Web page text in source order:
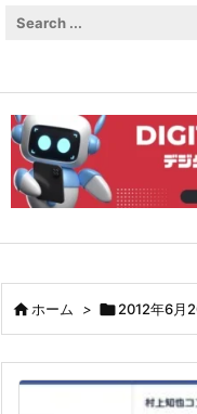
ホーム > 2012年6月